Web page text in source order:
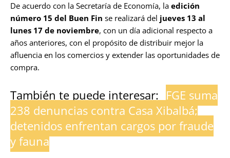
De acuerdo con la Secretaría de Economía, la edición
número 15 del Buen Fin se realizará del jueves 13 al
lunes 17 de noviembre, con un día adicional respecto a
años anteriores, con el propósito de distribuir mejor la
afluencia en los comercios y extender las oportunidades de
compra.
También te puede interesar: FGE suma
238 denuncias contra Casa Xibalbá;
detenidos enfrentan cargos por fraude
y fauna